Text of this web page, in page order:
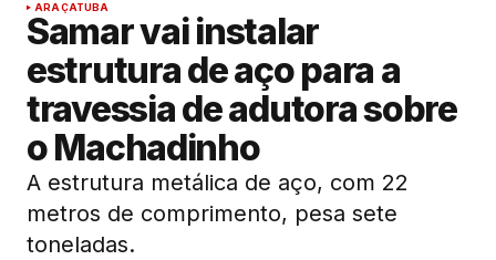
ARAÇATUBA
Samar vai instalar
estrutura de aço para a
travessia de adutora sobre
o Machadinho
A estrutura metálica de aço, com 22
metros de comprimento, pesa sete
toneladas.